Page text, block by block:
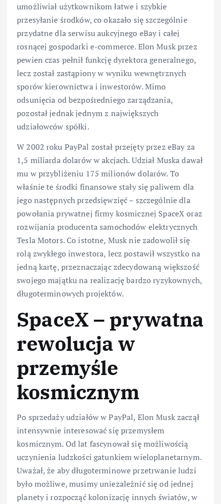
umożliwiał użytkownikom łatwe i szybkie
przesyłanie środków, co okazało się szczególnie
przydatne dla serwisu aukcyjnego eBay i całej
rosnącej gospodarki e-commerce. Elon Musk przez
pewien czas pełnił funkcję dyrektora generalnego,
lecz został zastąpiony w wyniku wewnętrznych
sporów kierownictwa i inwestorów. Mimo
odsunięcia od bezpośredniego zarządzania,
pozostał jednak jednym z największych
udziałowców spółki.
W 2002 roku PayPal został przejęty przez eBay za
1,5 miliarda dolarów w akcjach. Udział Muska dawał
mu w przybliżeniu 175 milionów dolarów. To
właśnie te środki finansowe stały się paliwem dla
jego następnych przedsięwzięć – szczególnie dla
powołania prywatnej firmy kosmicznej SpaceX oraz
rozwijania producenta samochodów elektrycznych
Tesla Motors. Co istotne, Musk nie zadowolił się
rolą zwykłego inwestora, lecz postawił wszystko na
jedną kartę, przeznaczając zdecydowaną większość
swojego majątku na realizację bardzo ryzykownych,
długoterminowych projektów.
SpaceX – prywatna
rewolucja w
przemyśle
kosmicznym
Po sprzedaży udziałów w PayPal, Elon Musk zaczął
intensywnie interesować się przemysłem
kosmicznym. Od lat fascynował się możliwością
uczynienia ludzkości gatunkiem wieloplanetarnym.
Uważał, że aby długoterminowe przetrwanie ludzi
było możliwe, musimy uniezależnić się od jednej
planety i rozpocząć kolonizację innych światów, w